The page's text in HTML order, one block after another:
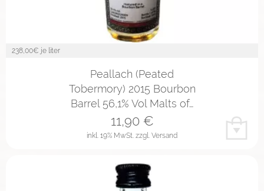
238,00€ je liter
Peallach (Peated
Tobermory) 2015 Bourbon
Barrel 56,1% Vol Malts of…
inkl. 19% MwSt. zzgl. Versand
11,90€